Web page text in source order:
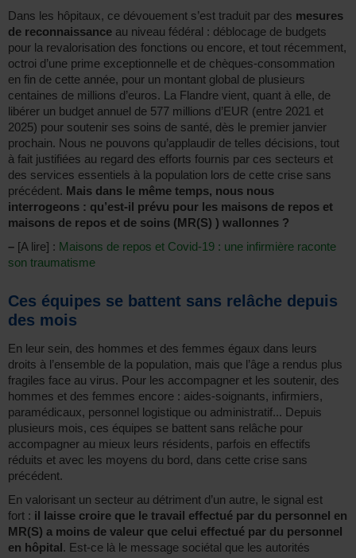
Dans les hôpitaux, ce dévouement s’est traduit par des mesures
de reconnaissance au niveau fédéral : déblocage de budgets
pour la revalorisation des fonctions ou encore, et tout récemment,
octroi d’une prime exceptionnelle et de chèques-consommation
en fin de cette année, pour un montant global de plusieurs
centaines de millions d’euros. La Flandre vient, quant à elle, de
libérer un budget annuel de 577 millions d’EUR (entre 2021 et
2025) pour soutenir ses soins de santé, dès le premier janvier
prochain. Nous ne pouvons qu’applaudir de telles décisions, tout
à fait justifiées au regard des efforts fournis par ces secteurs et
des services essentiels à la population lors de cette crise sans
précédent. Mais dans le même temps, nous nous
interrogeons : qu’est-il prévu pour les maisons de repos et
maisons de repos et de soins (MR(S) ) wallonnes ?
– [A lire] : Maisons de repos et Covid-19 : une infirmière raconte
son traumatisme
Ces équipes se battent sans relâche depuis
des mois
En leur sein, des hommes et des femmes égaux dans leurs
droits à l’ensemble de la population, mais que l’âge a rendus plus
fragiles face au virus. Pour les accompagner et les soutenir, des
hommes et des femmes encore : aides-soignants, infirmiers,
paramédicaux, personnel logistique ou administratif... Depuis
plusieurs mois, ces équipes se battent sans relâche pour
accompagner au mieux leurs résidents, parfois en effectifs
réduits et avec les moyens du bord, dans cette crise sans
précédent.
En valorisant un secteur au détriment d’un autre, le signal est
fort : il laisse croire que le travail effectué par du personnel en
MR(S) a moins de valeur que celui effectué par du personnel
en hôpital. Est-ce là le message sociétal que les autorités